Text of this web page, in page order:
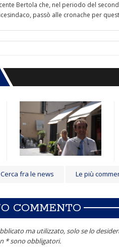
Bertola che, nel periodo del
passò alle cronache per
Cerca fra le news Le più
COMMENTO
ma utilizzato, solo se lo
* sono obbligatori.